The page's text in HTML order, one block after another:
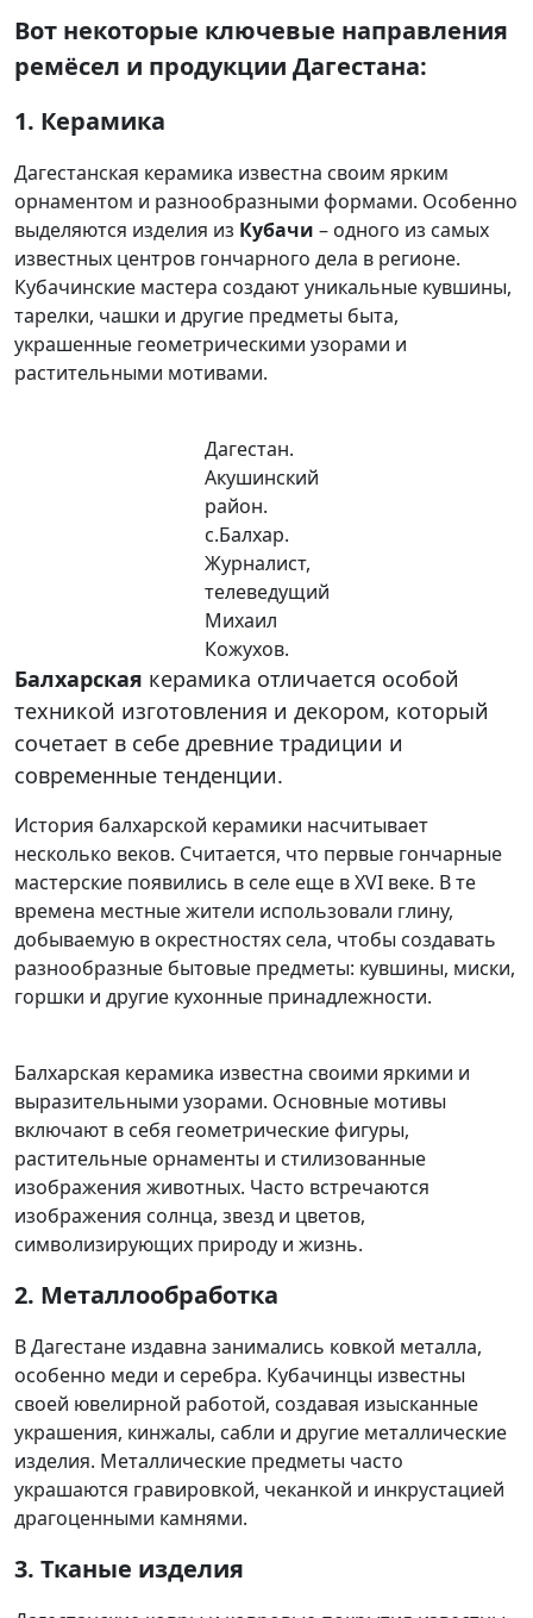
Вот некоторые ключевые направления
ремёсел и продукции Дагестана:
1. Керамика
Дагестанская керамика известна своим ярким
орнаментом и разнообразными формами. Особенно
выделяются изделия из Кубачи – одного из самых
известных центров гончарного дела в регионе.
Кубачинские мастера создают уникальные кувшины,
тарелки, чашки и другие предметы быта,
украшенные геометрическими узорами и
растительными мотивами.
Дагестан.
Акушинский
район.
с.Балхар.
Журналист,
телеведущий
Михаил
Кожухов.
Балхарская керамика отличается особой
техникой изготовления и декором, который
сочетает в себе древние традиции и
современные тенденции.
История балхарской керамики насчитывает
несколько веков. Считается, что первые гончарные
мастерские появились в селе еще в XVI веке. В те
времена местные жители использовали глину,
добываемую в окрестностях села, чтобы создавать
разнообразные бытовые предметы: кувшины, миски,
горшки и другие кухонные принадлежности.
Балхарская керамика известна своими яркими и
выразительными узорами. Основные мотивы
включают в себя геометрические фигуры,
растительные орнаменты и стилизованные
изображения животных. Часто встречаются
изображения солнца, звезд и цветов,
символизирующих природу и жизнь.
2. Металлообработка
В Дагестане издавна занимались ковкой металла,
особенно меди и серебра. Кубачинцы известны
своей ювелирной работой, создавая изысканные
украшения, кинжалы, сабли и другие металлические
изделия. Металлические предметы часто
украшаются гравировкой, чеканкой и инкрустацией
драгоценными камнями.
3. Тканые изделия